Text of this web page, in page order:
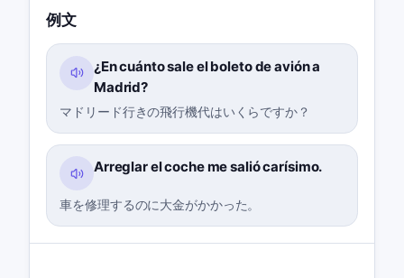
例文
¿En cuánto sale el boleto de avión a
Madrid?
マドリード行きの飛行機代はいくらですか？
Arreglar el coche me salió carísimo.
車を修理するのに大金がかかった。